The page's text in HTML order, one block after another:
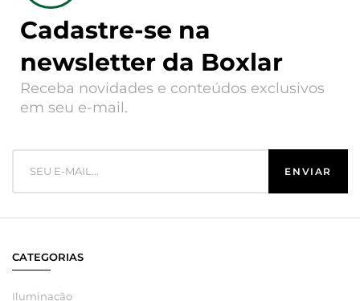
Cadastre-se na
newsletter da Boxlar
Receba novidades e conteúdos exclusivos
em seu e-mail.
CATEGORIAS
Iluminação